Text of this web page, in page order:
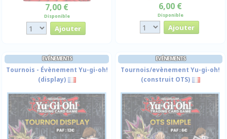
7,00 €
Disponible
6,00 €
Disponible
EVÉNEMENTS
Tournois - Évènement Yu-gi-oh!
(display)
EVÉNEMENTS
Tournois/evènement Yu-gi-oh!
(construit OTS)